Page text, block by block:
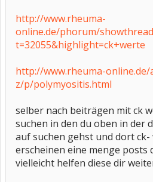
http://www.rheuma-
online.de/phorum/
t=32055&highlight=ck+werte
http://www.rheuma-online.de/
z/p/polymyositis.html
selber nach beiträgen mit ck
suchen in den du oben in der
auf suchen gehst und dort
erscheinen eine menge posts
vielleicht helfen diese dir